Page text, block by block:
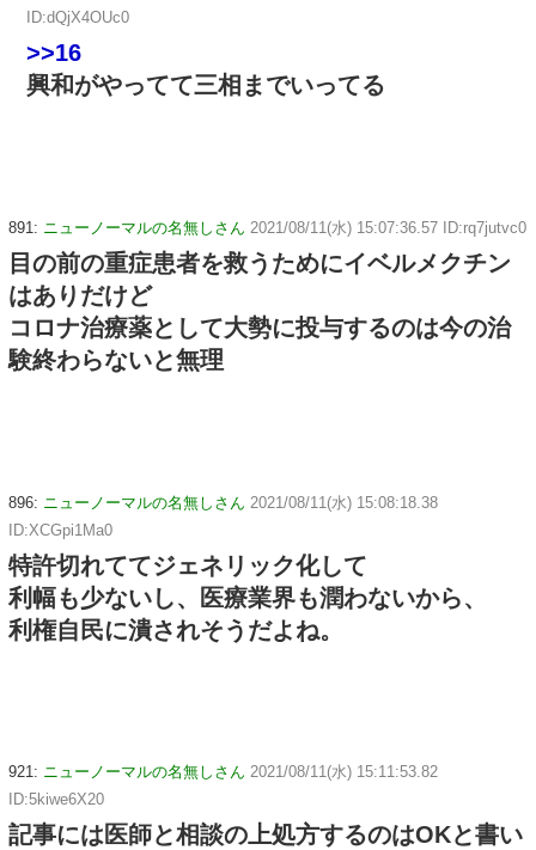
ID:dQjX4OUc0
>>16
興和がやってて三相までいってる
891: ニューノーマルの名無しさん 2021/08/11(水) 15:07:36.57 ID:rq7jutvc0
目の前の重症患者を救うためにイベルメクチン
はありだけど
コロナ治療薬として大勢に投与するのは今の治
験終わらないと無理
896: ニューノーマルの名無しさん 2021/08/11(水) 15:08:18.38
ID:XCGpi1Ma0
特許切れててジェネリック化して
利幅も少ないし、医療業界も潤わないから、
利権自民に潰されそうだよね。
921: ニューノーマルの名無しさん 2021/08/11(水) 15:11:53.82
ID:5kiwe6X20
記事には医師と相談の上処方するのはOKと書い